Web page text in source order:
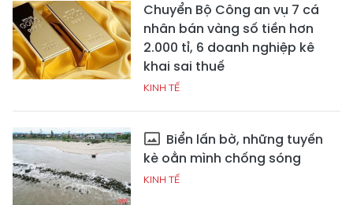
Chuyển Bộ Công an vụ 7 cá
nhân bán vàng số tiền hơn
2.000 tỉ, 6 doanh nghiệp kê
khai sai thuế
KINH TẾ
Biển lấn bờ, những tuyến
kè oằn mình chống sóng
KINH TẾ